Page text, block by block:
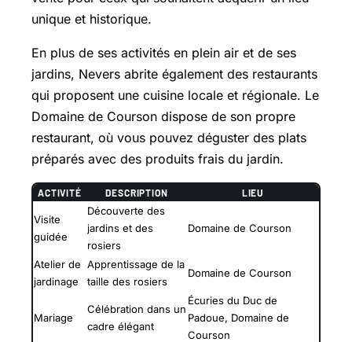
unique et historique.
En plus de ses activités en plein air et de ses
jardins, Nevers abrite également des restaurants
qui proposent une cuisine locale et régionale. Le
Domaine de Courson dispose de son propre
restaurant, où vous pouvez déguster des plats
préparés avec des produits frais du jardin.
ACTIVITÉ DESCRIPTION LIEU
Visite
guidée
Découverte des
jardins et des
rosiers
Domaine de Courson
Atelier de
jardinage
Apprentissage de la
taille des rosiers
Domaine de Courson
Mariage
Célébration dans un
cadre élégant
Écuries du Duc de
Padoue, Domaine de
Courson